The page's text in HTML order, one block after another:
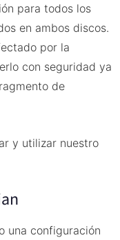
para todos los
en ambos discos.
por la
con seguridad ya
de
y utilizar nuestro
una configuración